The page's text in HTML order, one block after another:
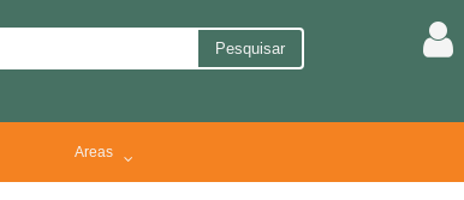
Pesquisar
Areas